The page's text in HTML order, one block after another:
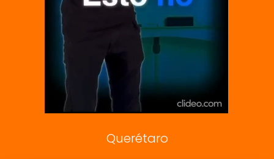
DeDinero
Confabulario
Aviso Oportuno
Consultas
Querétaro